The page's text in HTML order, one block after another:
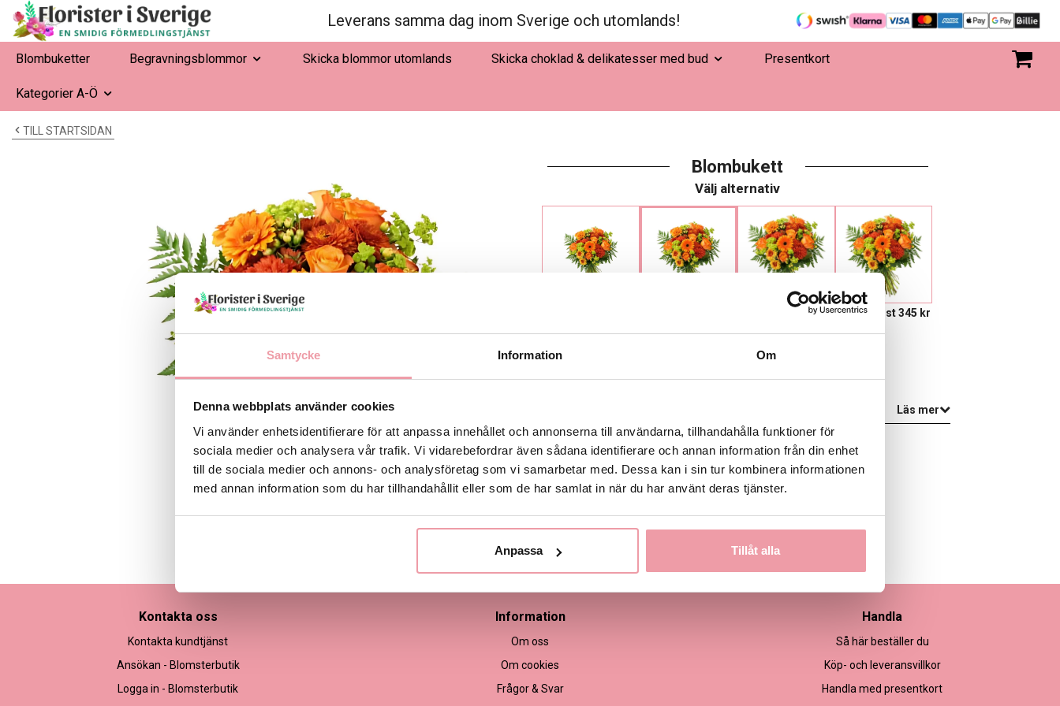
Samtycke Information Om
Denna webbplats använder cookies
Vi använder enhetsidentifierare för att anpassa innehållet och annonserna till användarna, tillhandahålla funktioner för
sociala medier och analysera vår trafik. Vi vidarebefordrar även sådana identifierare och annan information från din enhet
till de sociala medier och annons- och analysföretag som vi samarbetar med. Dessa kan i sin tur kombinera informationen
med annan information som du har tillhandahållit eller som de har samlat in när du har använt deras tjänster.
Anpassa Tillåt alla
Leverans samma dag inom Sverige och utomlands!
Blombuketter Begravningsblommor Skicka blommor utomlands Skicka choklad & delikatesser med bud Presentkort
Kategorier A-Ö
TILL STARTSIDAN
Blombukett
Välj alternativ
Eget, minst 345 kr
Läs mer
Kontakta oss
Kontakta kundtjänst
Ansökan - Blomsterbutik
Logga in - Blomsterbutik
Information
Om oss
Om cookies
Frågor & Svar
Handla
Så här beställer du
Köp- och leveransvillkor
Handla med presentkort